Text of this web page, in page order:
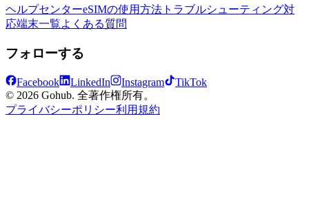
ヘルプセンターeSIMの使用方法 トラブルシューティング対
応端末一覧よくある質問
フォローする
Facebook LinkedIn Instagram
TikTok
© 2026 Gohub. 全著作権所有。
プライバシーポリシー利用規約